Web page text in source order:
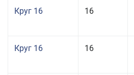
Круг 16 16
Круг 16 16